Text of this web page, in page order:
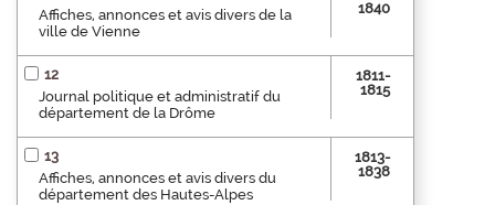
Affiches, annonces et avis divers de la
ville de Vienne
1840
12
Journal politique et administratif du
département de la Drôme
1811-
1815
13
Affiches, annonces et avis divers du
département des Hautes-Alpes
1813-
1838